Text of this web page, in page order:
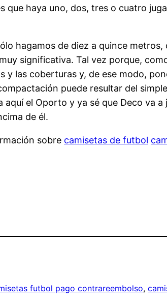
que haya uno, dos, tres o cuatro
hagamos de diez a quince metros,
significativa. Tal vez porque,
y las coberturas y, de ese modo,
puede resultar del simple
el Oporto y ya sé que Deco va a
de él.
sobre camisetas de futbol
futbol pago contrareembolso,